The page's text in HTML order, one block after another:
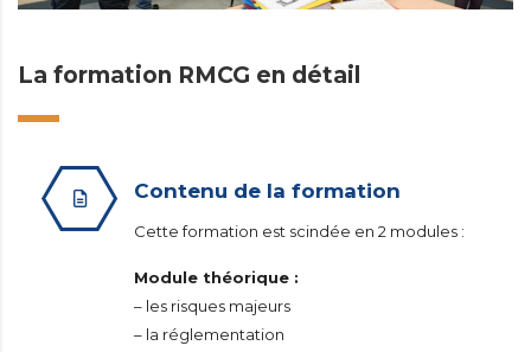
La formation RMCG en détail
Contenu de la formation
Cette formation est scindée en 2 modules :
Module théorique :
– les risques majeurs
– la réglementation